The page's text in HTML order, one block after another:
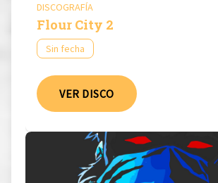
DISCOGRAFÍA
Flour City 2
Sin fecha
VER DISCO